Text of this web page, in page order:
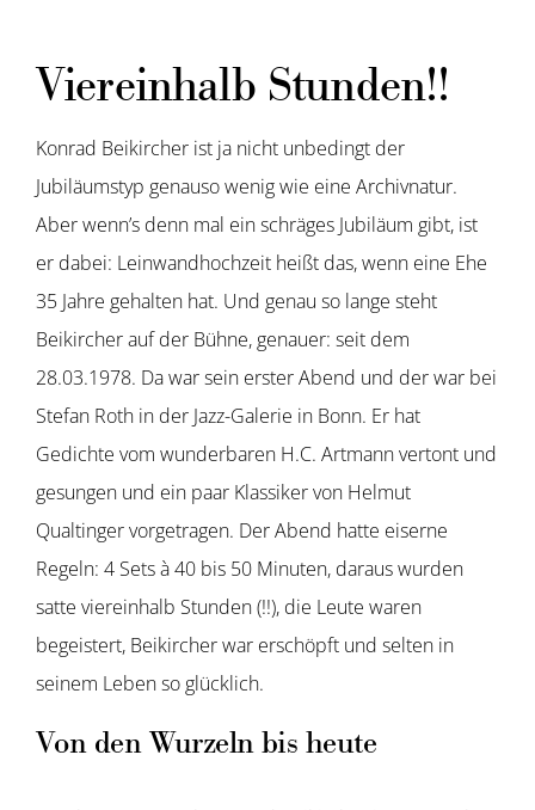
Viereinhalb Stunden!!
Konrad Beikircher ist ja nicht unbedingt der
Jubiläumstyp genauso wenig wie eine Archivnatur.
Aber wenn’s denn mal ein schräges Jubiläum gibt, ist
er dabei: Leinwandhochzeit heißt das, wenn eine Ehe
35 Jahre gehalten hat. Und genau so lange steht
Beikircher auf der Bühne, genauer: seit dem
28.03.1978. Da war sein erster Abend und der war bei
Stefan Roth in der Jazz-Galerie in Bonn. Er hat
Gedichte vom wunderbaren H.C. Artmann vertont und
gesungen und ein paar Klassiker von Helmut
Qualtinger vorgetragen. Der Abend hatte eiserne
Regeln: 4 Sets à 40 bis 50 Minuten, daraus wurden
satte viereinhalb Stunden (!!), die Leute waren
begeistert, Beikircher war erschöpft und selten in
seinem Leben so glücklich.
Von den Wurzeln bis heute